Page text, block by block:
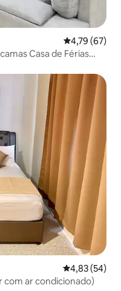
4,79 de uma
4,79 (67)
Casa de Férias
4,83 de uma
4,83 (54)
com ar condicionado)